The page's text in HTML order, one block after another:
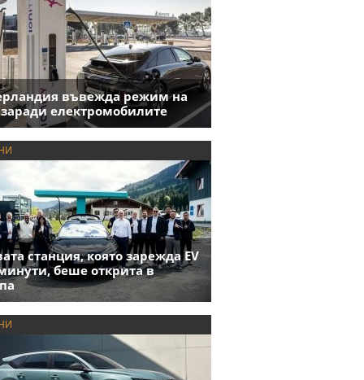
въвежда режим на
заради електромобилите
станция, която зарежда EV
беше открита в